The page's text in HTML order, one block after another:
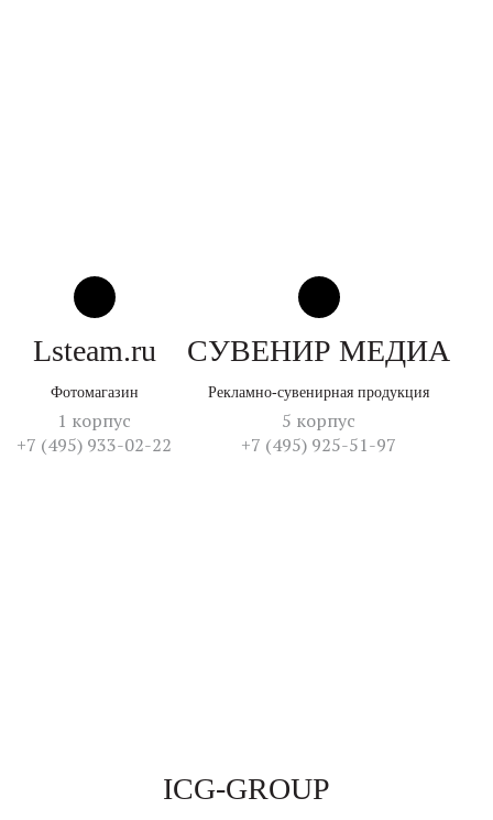
Lsteam.ru
Фотомагазин
1 корпус
+7 (495) 933-02-22
СУВЕНИР МЕДИА
Рекламно-сувенирная продукция
5 корпус
+7 (495) 925-51-97
ICG-GROUP